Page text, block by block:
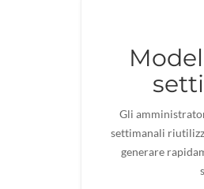
Gli
settimanali
generare